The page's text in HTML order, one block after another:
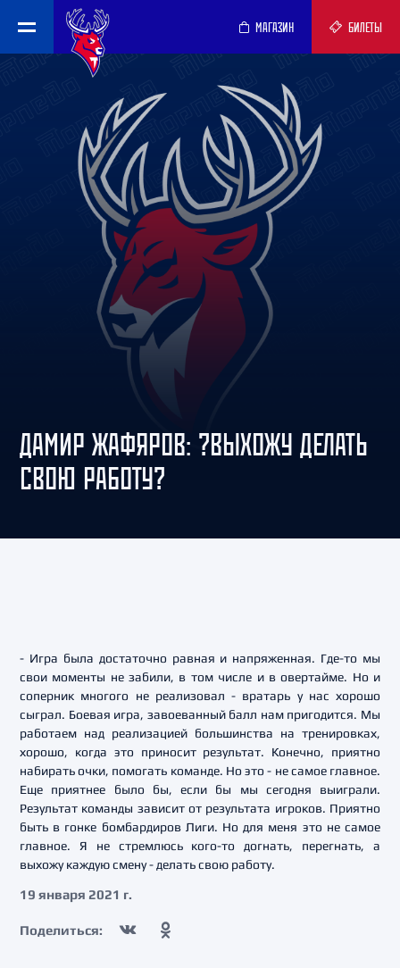
МАГАЗИН БИЛЕТЫ
ДАМИР ЖАФЯРОВ: ?ВЫХОЖУ ДЕЛАТЬ
СВОЮ РАБОТУ?
- Игра была достаточно равная и напряженная. Где-то мы
свои моменты не забили, в том числе и в овертайме. Но и
соперник многого не реализовал - вратарь у нас хорошо
сыграл. Боевая игра, завоеванный балл нам пригодится. Мы
работаем над реализацией большинства на тренировках,
хорошо, когда это приносит результат. Конечно, приятно
набирать очки, помогать команде. Но это - не самое главное.
Еще приятнее было бы, если бы мы сегодня выиграли.
Результат команды зависит от результата игроков. Приятно
быть в гонке бомбардиров Лиги. Но для меня это не самое
главное. Я не стремлюсь кого-то догнать, перегнать, а
выхожу каждую смену - делать свою работу.
19 января 2021 г.
Поделиться: